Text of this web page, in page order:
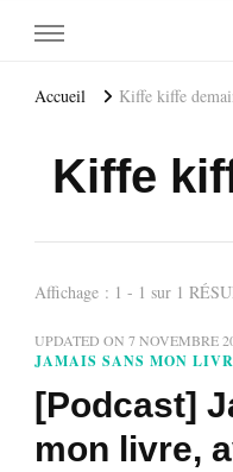
Accueil Kiffe kiffe
Kiffe
Affichage : 1 - 1 sur 1
UPDATED ON 7 NOVEMBRE
JAMAIS SANS MON
[Podcast]
mon livre,